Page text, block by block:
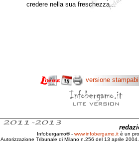
credere nella sua freschezza…
versione
Infobergamo® - www.infobergamo.it è un
Autorizzazione Tribunale di Milano n.256 del 13 aprile